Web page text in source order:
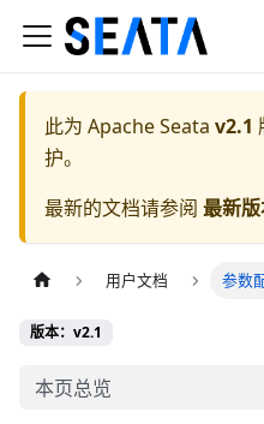
此为 Apache Seata v2.1
护。
最新的文档请参阅 最新
用户文档 参数
版本：v2.1
本页总览